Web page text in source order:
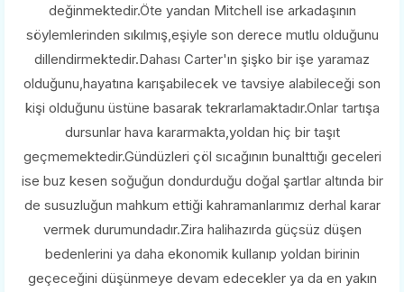
değinmektedir.Öte yandan Mitchell ise arkadaşının
söylemlerinden sıkılmış,eşiyle son derece mutlu olduğunu
dillendirmektedir.Dahası Carter'ın şişko bir işe yaramaz
olduğunu,hayatına karışabilecek ve tavsiye alabileceği son
kişi olduğunu üstüne basarak tekrarlamaktadır.Onlar tartışa
dursunlar hava kararmakta,yoldan hiç bir taşıt
geçmemektedir.Gündüzleri çöl sıcağının bunalttığı geceleri
ise buz kesen soğuğun dondurduğu doğal şartlar altında bir
de susuzluğun mahkum ettiği kahramanlarımız derhal karar
vermek durumundadır.Zira halihazırda güçsüz düşen
bedenlerini ya daha ekonomik kullanıp yoldan birinin
geçeceğini düşünmeye devam edecekler ya da en yakın